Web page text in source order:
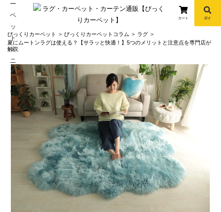
info
カート 探す
びっくりカーペット びっくりカーペットコラム
ラグ
夏にムートンラグは使える？【サラッと快適！】5つのメリットと注意点を専門店が
解説